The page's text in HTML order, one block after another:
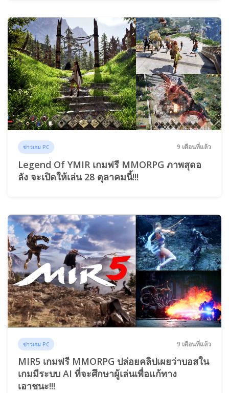
ข่าวเกม PC 9 เดือนที่แล้ว
Legend Of YMIR เกมฟรี MMORPG ภาพสุดอ
ลัง จะเปิดให้เล่น 28 ตุลาคมนี้!!!
ข่าวเกม PC 9 เดือนที่แล้ว
MIR5 เกมฟรี MMORPG ปล่อยคลิปเผยว่าบอสใน
เกมมีระบบ AI ที่จะศึกษาผู้เล่นเพื่อแก้ทาง
เอาชนะ!!!